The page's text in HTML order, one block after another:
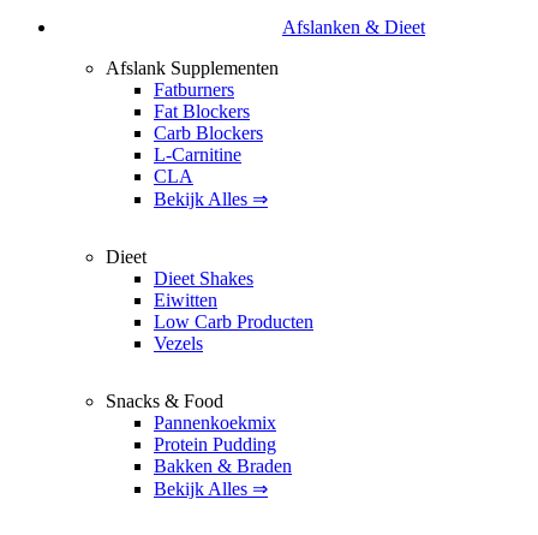
Afslanken & Dieet
Afslank Supplementen
Fatburners
Fat Blockers
Carb Blockers
L-Carnitine
CLA
Bekijk Alles ⇒
Dieet
Dieet Shakes
Eiwitten
Low Carb Producten
Vezels
Snacks & Food
Pannenkoekmix
Protein Pudding
Bakken & Braden
Bekijk Alles ⇒